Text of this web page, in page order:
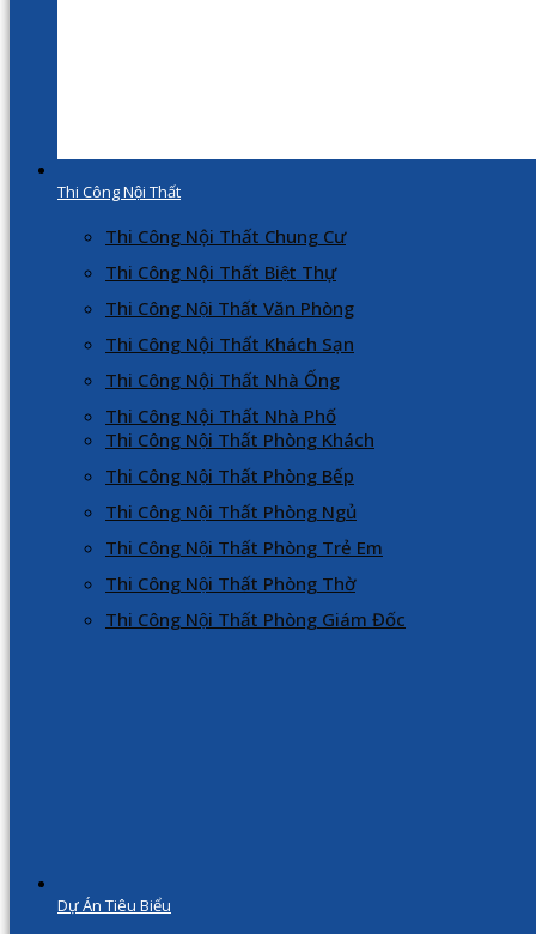
Thi Công Nội Thất
Thi Công Nội Thất Chung Cư
Thi Công Nội Thất Biệt Thự
Thi Công Nội Thất Văn Phòng
Thi Công Nội Thất Khách Sạn
Thi Công Nội Thất Nhà Ống
Thi Công Nội Thất Nhà Phố
Thi Công Nội Thất Phòng Khách
Thi Công Nội Thất Phòng Bếp
Thi Công Nội Thất Phòng Ngủ
Thi Công Nội Thất Phòng Trẻ Em
Thi Công Nội Thất Phòng Thờ
Thi Công Nội Thất Phòng Giám Đốc
Dự Án Tiêu Biểu